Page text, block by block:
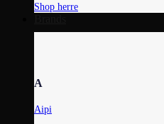
Shop herre
A
Aipi